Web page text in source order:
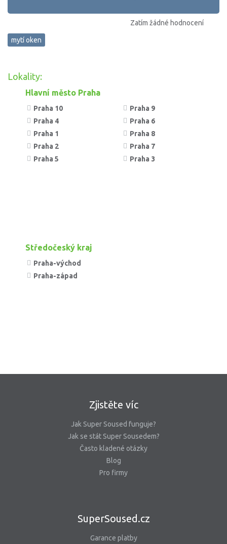
Zatím žádné hodnocení
mytí oken
Lokality:
Hlavní město Praha
Praha 10
Praha 4
Praha 1
Praha 2
Praha 5
Praha 9
Praha 6
Praha 8
Praha 7
Praha 3
Středočeský kraj
Praha-východ
Praha-západ
Zjistěte víc
Jak Super Soused funguje?
Jak se stát Super Sousedem?
Často kladené otázky
Blog
Pro firmy
SuperSoused.cz
Garance platby